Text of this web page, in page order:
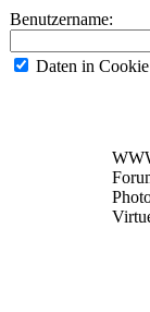
Benutzername:
Daten in